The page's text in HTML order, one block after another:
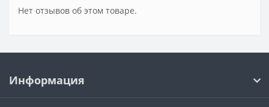
Нет отзывов об этом товаре.
Информация